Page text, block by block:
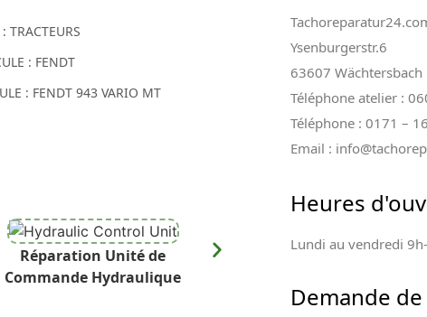
TRACTEURS
: FENDT
: FENDT 943 VARIO MT
Réparation Unité de
Commande Hydraulique
Réparation Terminal &
Ysenburgerstr.6
63607 Wächtersbach
Téléphone atelier :
Téléphone : 0171 –
Email :
Heures
Lundi au vendredi
Demande